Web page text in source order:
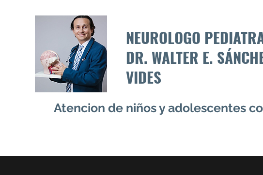
NEUROLOGO
DR. WALTER E.
VIDES
Atencion de niños y adolescentes